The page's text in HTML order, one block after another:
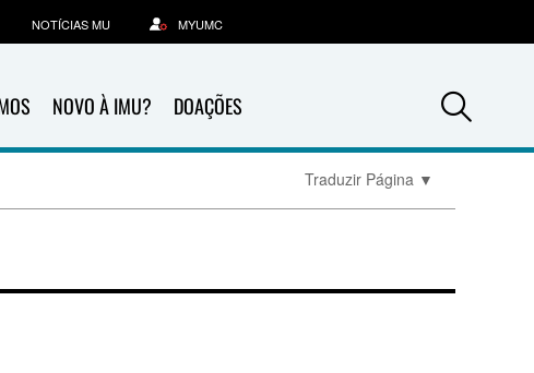
NOVO À IMU? DOAÇÕES
NOTÍCIAS MU MYUMC
Traduzir Página ▼